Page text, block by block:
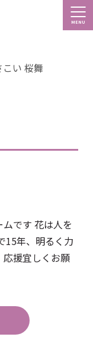
い 桜舞
です 花は人を
15年、明るく力
応援宜しくお願